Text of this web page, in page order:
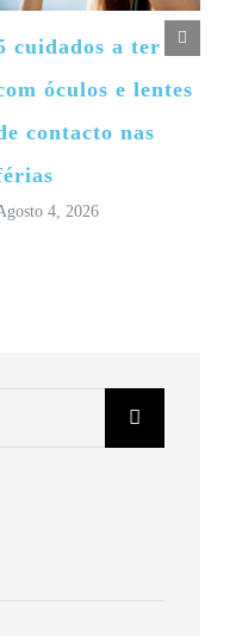
cuidados a ter
óculos e lentes
contacto nas
4, 2026